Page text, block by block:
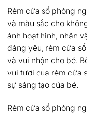
Rèm cửa sổ phòng
và màu sắc cho
ảnh hoạt hình, nhân
đáng yêu, rèm cửa
và vui nhộn cho bé.
vui tươi của rèm cửa
sự sáng tạo của bé.
Rèm cửa sổ phòng